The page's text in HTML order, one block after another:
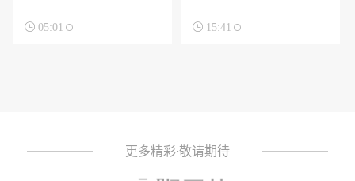
 05:01  15:41
更多精彩·敬请期待